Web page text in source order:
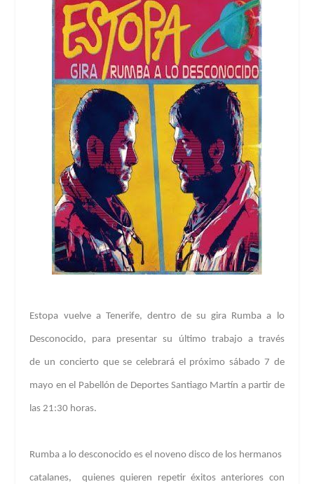
Estopa vuelve a Tenerife, dentro de su gira Rumba a lo
Desconocido, para presentar su último trabajo a través
de un concierto que se celebrará el próximo sábado 7 de
mayo en el Pabellón de Deportes Santiago Martín a partir de
las21:30 horas.
Rumba a lo desconocido es el noveno disco de los hermanos
catalanes, quienes quieren repetir éxitos anteriores con